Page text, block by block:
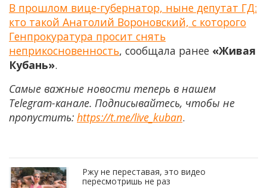
В прошлом вице-губернатор, ныне депутат ГД:
кто такой Анатолий Вороновский, с которого
Генпрокуратура просит снять
неприкосновенность, сообщала ранее «Живая
Кубань».
Самые важные новости теперь в нашем
Telegram-канале. Подписывайтесь, чтобы не
пропустить: https://t.me/live_kuban.
Ржу не переставая, это видео
пересмотришь не раз